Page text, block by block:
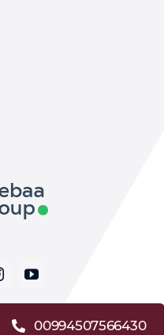
00994507566430